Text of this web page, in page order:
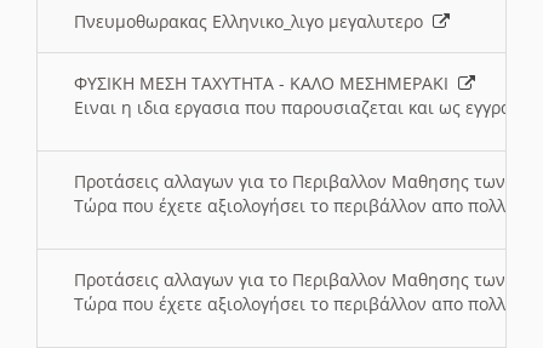
Πνευμοθωρακας Ελληνικο_λιγο μεγαλυτερο
ΦΥΣΙΚΗ ΜΕΣΗ ΤΑΧΥΤΗΤΑ - ΚΑΛΟ ΜΕΣΗΜΕΡΑΚΙ
Ειναι η ιδια εργασια που παρουσιαζεται και ως
Προτάσεις αλλαγων για το Περιβαλλον Μαθησης των
Τώρα που έχετε αξιολογήσει το περιβάλλον απο πολλές
Προτάσεις αλλαγων για το Περιβαλλον Μαθησης των
Τώρα που έχετε αξιολογήσει το περιβάλλον απο πολλές